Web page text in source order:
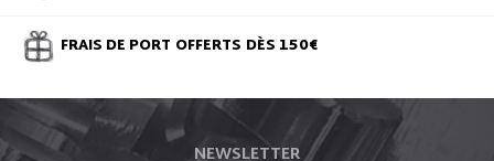
FRAIS DE PORT OFFERTS DÈS 150€
NEWSLETTER